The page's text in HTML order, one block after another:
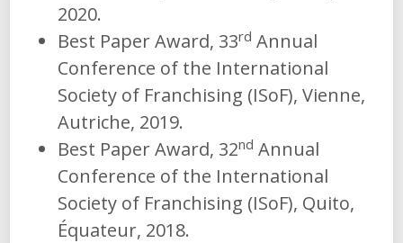
2020.
Best Paper Award, 33rd Annual
Conference of the International
Society of Franchising (ISoF), Vienne,
Autriche, 2019.
Best Paper Award, 32nd Annual
Conference of the International
Society of Franchising (ISoF), Quito,
Équateur, 2018.